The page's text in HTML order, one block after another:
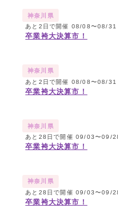
神奈川県
あと2日で開催 08/08〜08/31
卒業袴大決算市！
神奈川県
あと2日で開催 08/08〜08/31
卒業袴大決算市！
神奈川県
あと28日で開催 09/03〜09/
卒業袴大決算市！
神奈川県
あと28日で開催 09/03〜09/
卒業袴大決算市！